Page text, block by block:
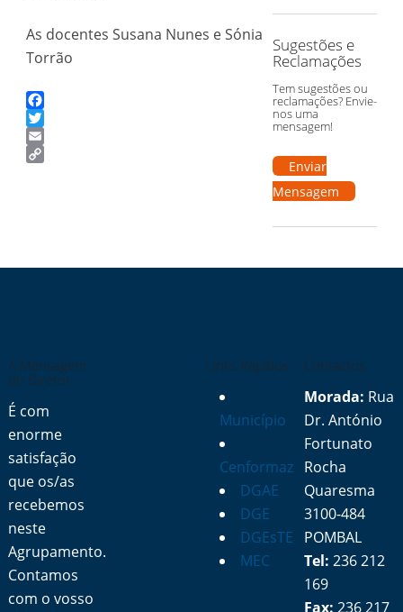
As docentes Susana Nunes e Sónia
Torrão
Facebook
Twitter
Email
Sugestões e
Reclamações
Tem sugestões ou
reclamações? Envie-
nos uma
mensagem!
Enviar
Mensagem
A Mensagem
do Diretor
É com
enorme
satisfação
que os/as
recebemos
neste
Agrupamento.
Contamos
com o vosso
Links Rápidos
Município
Cenformaz
DGAE
DGE
DGEsTE
MEC
Contactos
Morada: Rua
Dr. António
Fortunato
Rocha
Quaresma
3100-484
POMBAL
Tel: 236 212
169
Fax: 236 217